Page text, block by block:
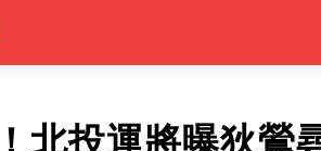
北投運將曝狄鶯